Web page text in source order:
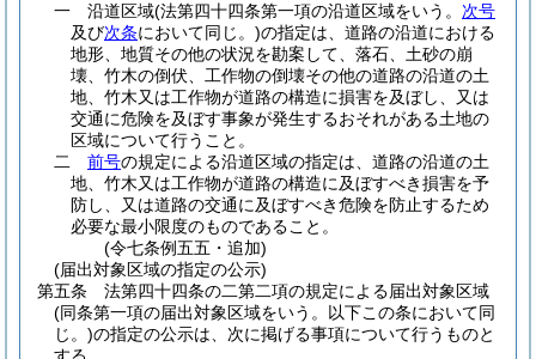
一
沿道区域(法第四十四条第一項の沿道区域をいう。 次号
及び次条において同じ。)の指定は、道路の沿道における
地形、地質その他の状況を勘案して、落石、土砂の崩
壊、竹木の倒伏、工作物の倒壊その他の道路の沿道の土
地、竹木又は工作物が道路の構造に損害を及ぼし、又は
交通に危険を及ぼす事象が発生するおそれがある土地の
区域について行うこと。
二
前号の規定による沿道区域の指定は、道路の沿道の土
地、竹木又は工作物が道路の構造に及ぼすべき損害を予
防し、又は道路の交通に及ぼすべき危険を防止するため
必要な最小限度のものであること。
(令七条例五五・追加)
(届出対象区域の指定の公示)
第五条
法第四十四条の二第二項の規定による届出対象区域
(同条第一項の届出対象区域をいう。以下この条において同
じ。)の指定の公示は、次に掲げる事項について行うものと